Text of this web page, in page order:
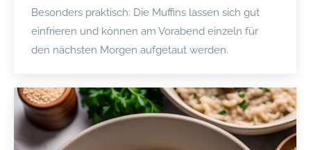
Besonders praktisch: Die Muffins lassen sich gut
einfrieren und können am Vorabend einzeln für
den nächsten Morgen aufgetaut werden.